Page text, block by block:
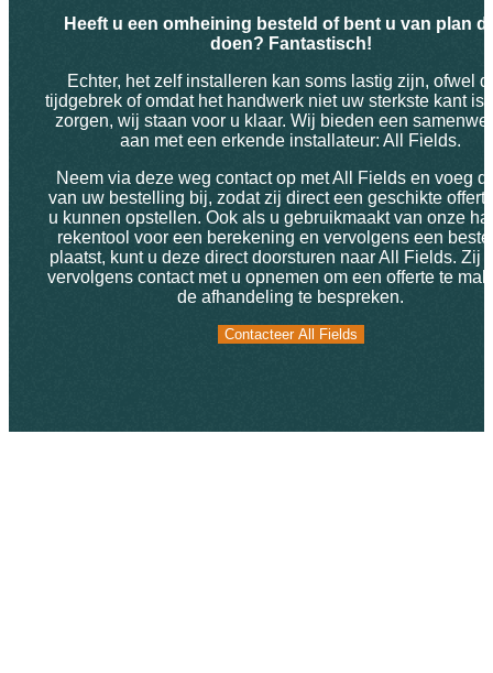
Heeft u een omheining besteld of bent u van plan
doen? Fantastisch!
Echter, het zelf installeren kan soms lastig zijn, ofwel
tijdgebrek of omdat het handwerk niet uw sterkste kant is.
zorgen, wij staan voor u klaar. Wij bieden een
aan met een erkende installateur: All Fields.
Neem via deze weg contact op met All Fields en voeg
van uw bestelling bij, zodat zij direct een geschikte
u kunnen opstellen. Ook als u gebruikmaakt van onze
rekentool voor een berekening en vervolgens een
plaatst, kunt u deze direct doorsturen naar All Fields. Zij
vervolgens contact met u opnemen om een offerte te
de afhandeling te bespreken.
Contacteer All Fields
Contacteer All Fields